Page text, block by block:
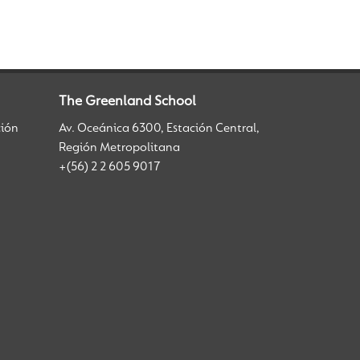
The Greenland School
Av. Oceánica 6300, Estación Central,
Región Metropolitana
+(56) 2 2 605 9017